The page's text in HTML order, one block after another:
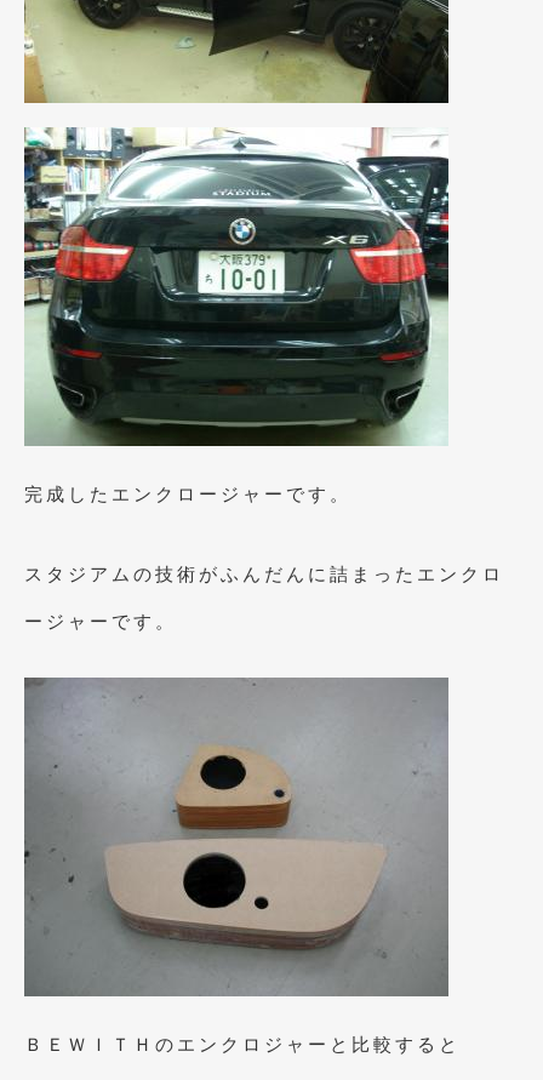
完成したエンクロージャーです。
スタジアムの技術がふんだんに詰まったエンクロ
ージャーです。
ＢＥＷＩＴＨのエンクロジャーと比較すると